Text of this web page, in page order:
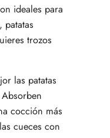
ideales para
patatas
trozos
las patatas
cocción más
cueces con